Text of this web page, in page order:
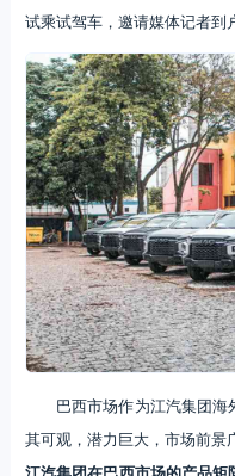
试乘试驾车，邀请媒体记者到
巴西市场作为江汽集团
其可观，潜力巨大，市场前景
江汽集团在巴西市场的产品